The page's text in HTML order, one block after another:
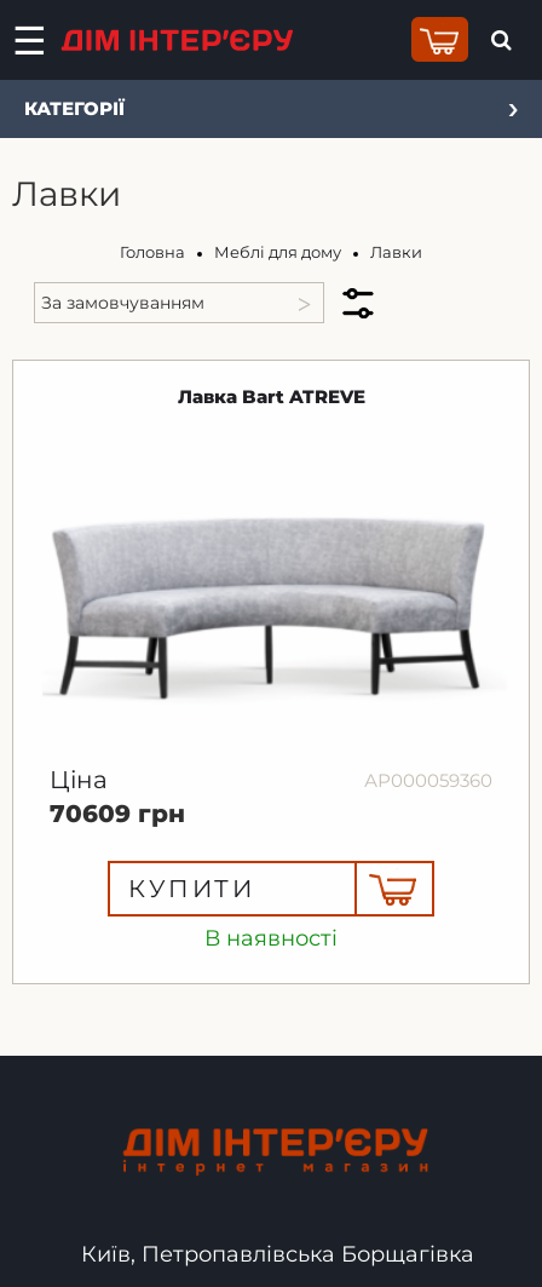
КАТЕГОРІЇ
Лавки
Головна Меблі для дому Лавки
В наявності
Лавка Bart ATREVE
Ціна АР000059360
70609 грн
КУПИТИ
Київ, Петропавлівська Борщагівка